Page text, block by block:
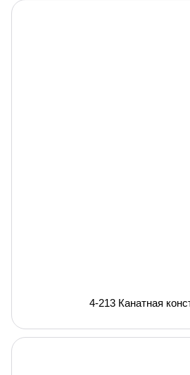
4-213 Канатная